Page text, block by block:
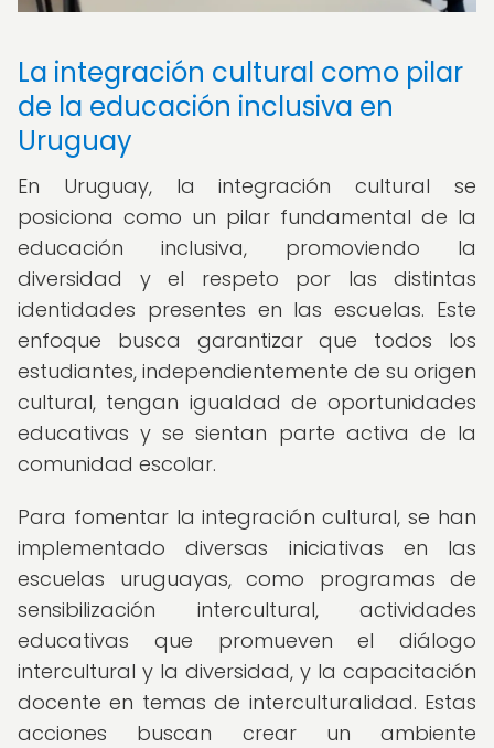
La integración cultural como pilar
de la educación inclusiva en
Uruguay
En Uruguay, la integración cultural se
posiciona como un pilar fundamental de la
educación inclusiva, promoviendo la
diversidad y el respeto por las distintas
identidades presentes en las escuelas. Este
enfoque busca garantizar que todos los
estudiantes, independientemente de su origen
cultural, tengan igualdad de oportunidades
educativas y se sientan parte activa de la
comunidad escolar.
Para fomentar la integración cultural, se han
implementado diversas iniciativas en las
escuelas uruguayas, como programas de
sensibilización intercultural, actividades
educativas que promueven el diálogo
intercultural y la diversidad, y la capacitación
docente en temas de interculturalidad. Estas
acciones buscan crear un ambiente